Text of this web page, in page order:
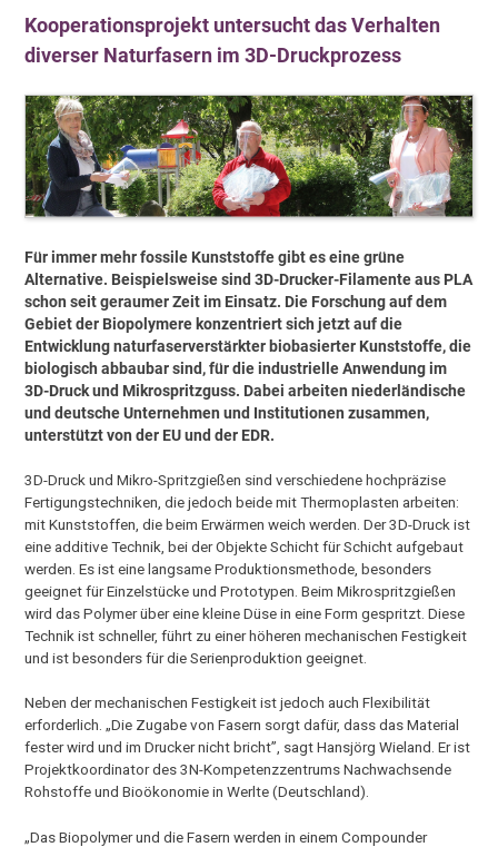
Kooperationsprojekt untersucht das Verhalten
diverser Naturfasern im 3D-Druckprozess
Für immer mehr fossile Kunststoffe gibt es eine grüne
Alternative. Beispielsweise sind 3D-Drucker-Filamente aus PLA
schon seit geraumer Zeit im Einsatz. Die Forschung auf dem
Gebiet der Biopolymere konzentriert sich jetzt auf die
Entwicklung naturfaserverstärkter biobasierter Kunststoffe, die
biologisch abbaubar sind, für die industrielle Anwendung im
3D-Druck und Mikrospritzguss. Dabei arbeiten niederländische
und deutsche Unternehmen und Institutionen zusammen,
unterstützt von der EU und der EDR.
3D-Druck und Mikro-Spritzgießen sind verschiedene hochpräzise
Fertigungstechniken, die jedoch beide mit Thermoplasten arbeiten:
mit Kunststoffen, die beim Erwärmen weich werden. Der 3D-Druck ist
eine additive Technik, bei der Objekte Schicht für Schicht aufgebaut
werden. Es ist eine langsame Produktionsmethode, besonders
geeignet für Einzelstücke und Prototypen. Beim Mikrospritzgießen
wird das Polymer über eine kleine Düse in eine Form gespritzt. Diese
Technik ist schneller, führt zu einer höheren mechanischen Festigkeit
und ist besonders für die Serienproduktion geeignet.
Neben der mechanischen Festigkeit ist jedoch auch Flexibilität
erforderlich. „Die Zugabe von Fasern sorgt dafür, dass das Material
fester wird und im Drucker nicht bricht”, sagt Hansjörg Wieland. Er ist
Projektkoordinator des 3N-Kompetenzzentrums Nachwachsende
Rohstoffe und Bioökonomie in Werlte (Deutschland).
„Das Biopolymer und die Fasern werden in einem Compounder